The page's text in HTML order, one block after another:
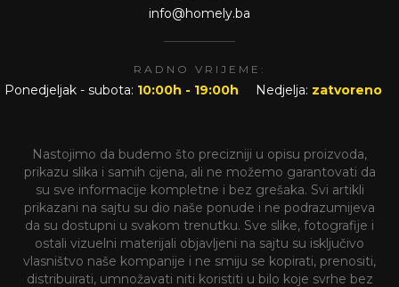
info@homely.ba
RADNO VRIJEME:
Ponedjeljak - subota: 10:00h - 19:00h Nedjelja: zatvoreno
Nastojimo da budemo što precizniji u opisu proizvoda,
prikazu slika i samih cijena, ali ne možemo garantovati da
su sve informacije kompletne i bez grešaka. Svi artikli
prikazani na sajtu su dio naše ponude i ne podrazumijeva
da su dostupni u svakom trenutku. Sve slike, fotografije i
ostali vizuelni materijali objavljeni na sajtu su isključivo
vlasništvo naše kompanije i ne smiju se kopirati, prenositi,
distribuirati, umnožavati niti koristiti u bilo koje svrhe bez